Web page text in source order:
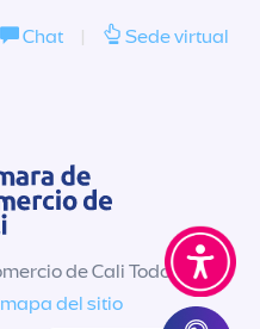
Chat | Sede virtual
de Cali Todos los
del sitio